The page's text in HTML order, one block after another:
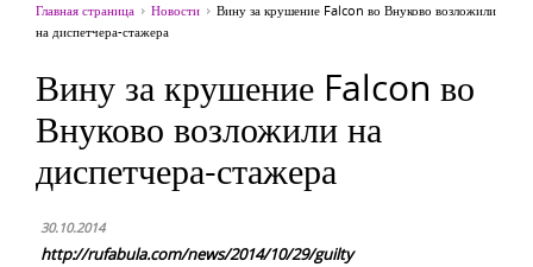
Главная страница Новости
Вину за крушение Falcon во Внуково возложили
на диспетчера-стажера
Вину за крушение Falcon во
Внуково возложили на
диспетчера-стажера
30.10.2014
http://rufabula.com/news/2014/10/29/guilty